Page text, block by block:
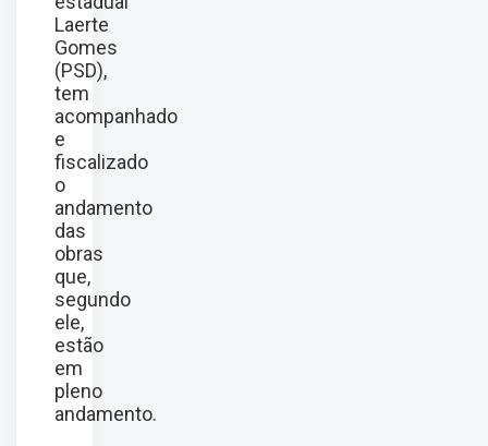
Laerte
Gomes
(PSD),
tem
acompanhado
e
fiscalizado
o
andamento
das
obras
que,
segundo
ele,
estão
em
pleno
andamento.